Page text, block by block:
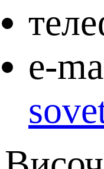
e-